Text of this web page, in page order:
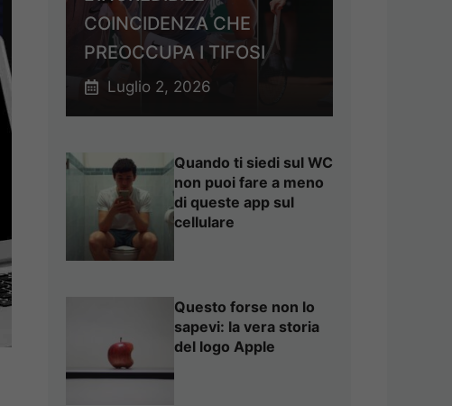
COINCIDENZA CHE
PREOCCUPA I TIFOSI
Luglio 2, 2026
Quando ti siedi sul WC
non puoi fare a meno
di queste app sul
cellulare
Questo forse non lo
sapevi: la vera storia
del logo Apple